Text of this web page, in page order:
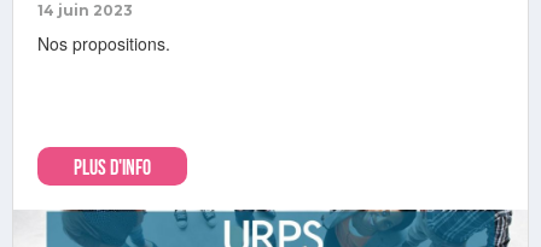
14 juin 2023
Nos propositions.
PLUS D'INFO